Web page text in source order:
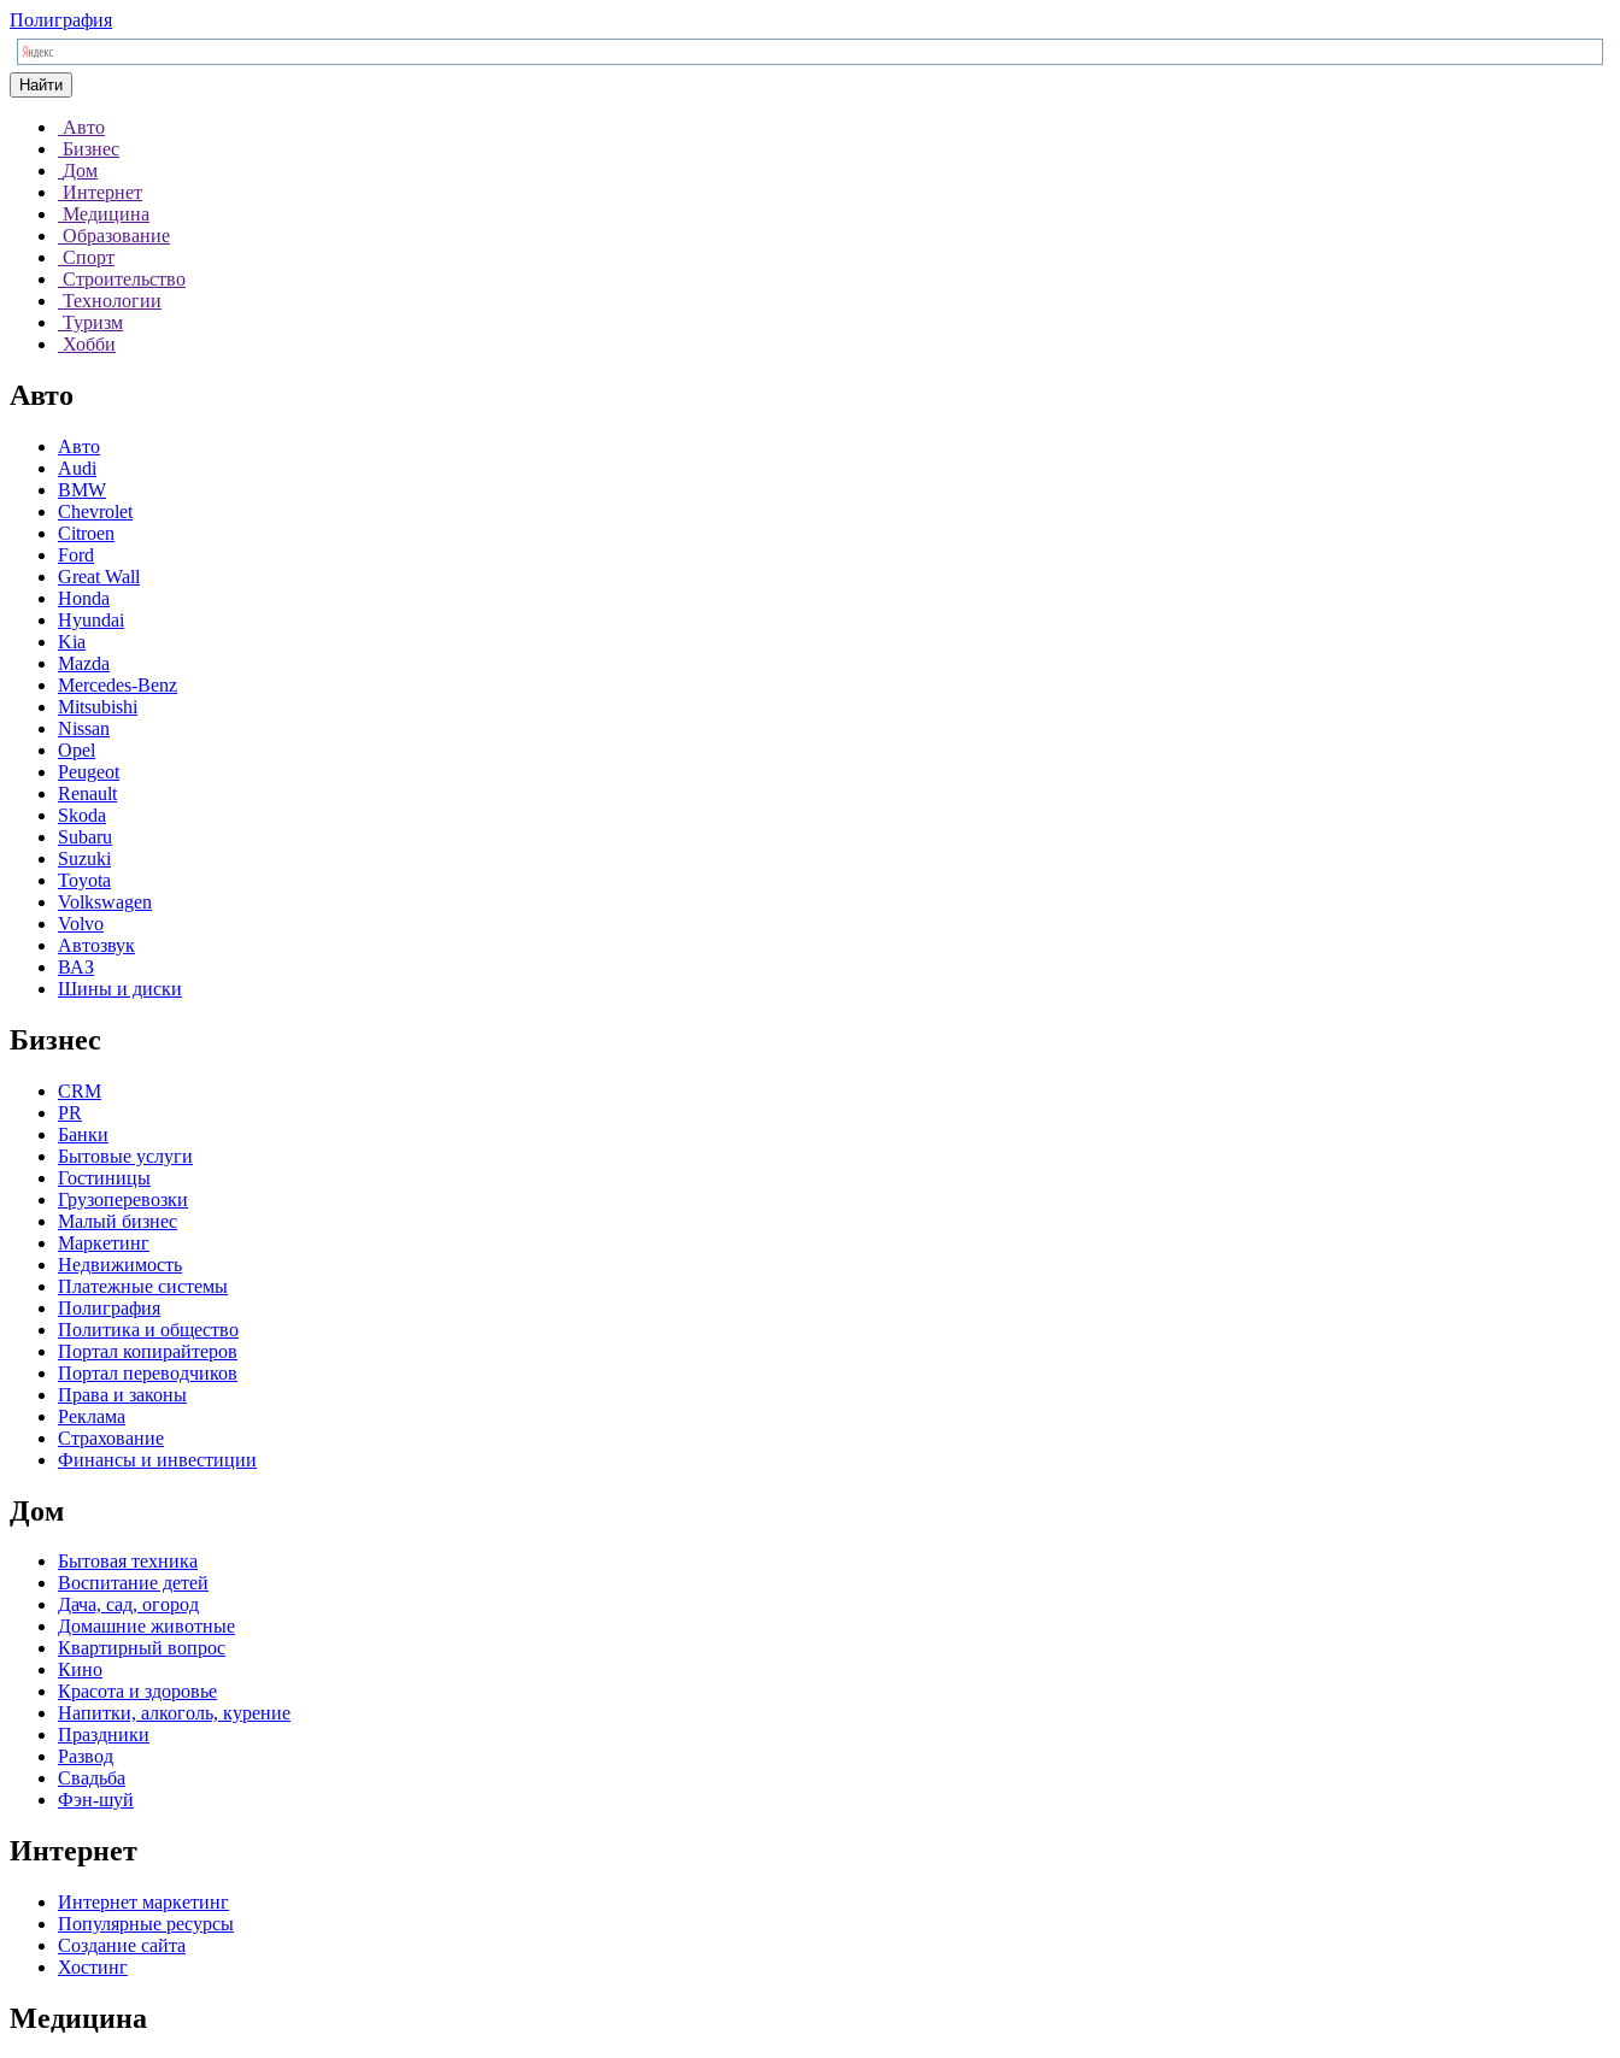
Полиграфия
Найти
Авто
Бизнес
Дом
Интернет
Медицина
Образование
Спорт
Строительство
Технологии
Туризм
Хобби
Авто
Авто
Audi
BMW
Chevrolet
Citroen
Ford
Great Wall
Honda
Hyundai
Kia
Mazda
Mercedes-Benz
Mitsubishi
Nissan
Opel
Peugeot
Renault
Skoda
Subaru
Suzuki
Toyota
Volkswagen
Volvo
Автозвук
ВАЗ
Шины и диски
Бизнес
CRM
PR
Банки
Бытовые услуги
Гостиницы
Грузоперевозки
Малый бизнес
Маркетинг
Недвижимость
Платежные системы
Полиграфия
Политика и общество
Портал копирайтеров
Портал переводчиков
Права и законы
Реклама
Страхование
Финансы и инвестиции
Дом
Бытовая техника
Воспитание детей
Дача, сад, огород
Домашние животные
Квартирный вопрос
Кино
Красота и здоровье
Напитки, алкоголь, курение
Праздники
Развод
Свадьба
Фэн-шуй
Интернет
Интернет маркетинг
Популярные ресурсы
Создание сайта
Хостинг
Медицина